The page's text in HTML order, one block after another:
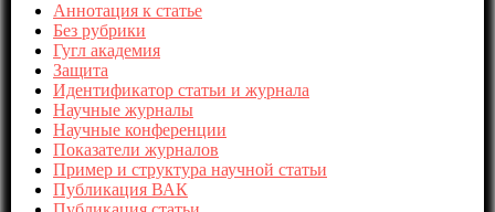
Аннотация к статье
Без рубрики
Гугл академия
Защита
Идентификатор статьи и журнала
Научные журналы
Научные конференции
Показатели журналов
Пример и структура научной статьи
Публикация ВАК